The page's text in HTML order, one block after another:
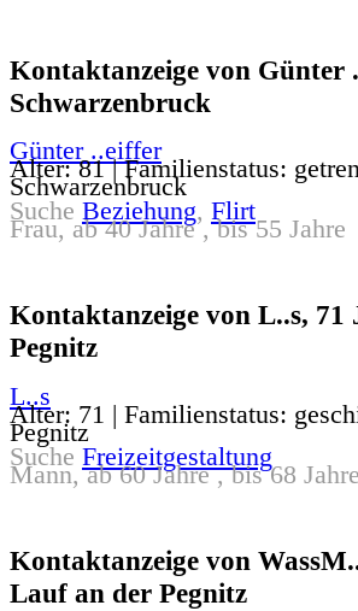
Kontaktanzeige von Günter
Schwarzenbruck
Günter ..eiffer
Alter: 81 | Familienstatus:
Schwarzenbruck
Suche Beziehung, Flirt
Frau, ab 40 Jahre , bis 55 Jahre
Kontaktanzeige von L..s, 71
Pegnitz
L..s
Alter: 71 | Familienstatus:
Pegnitz
Suche Freizeitgestaltung
Mann, ab 60 Jahre , bis 68 Jahre
Kontaktanzeige von
Lauf an der Pegnitz